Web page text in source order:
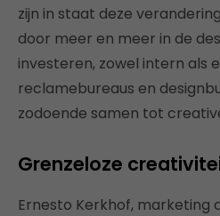
zijn in staat deze
door meer en meer in de
investeren, zowel intern als
reclamebureaus en
zodoende samen tot
Grenzeloze
Ernesto Kerkhof, marketing